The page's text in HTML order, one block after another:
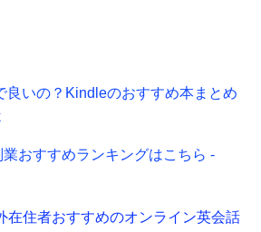
良いの？Kindleのおすすめ本まとめ
おすすめランキングはこちら -
在住者おすすめのオンライン英会話